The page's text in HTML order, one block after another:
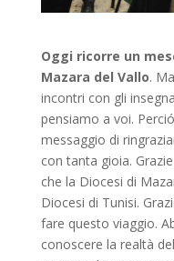
Oggi ricorre un
Mazara del Vallo.
incontri con gli
pensiamo a voi.
messaggio di
con tanta gioia.
che la Diocesi di
Diocesi di Tunisi.
fare questo viaggio.
conoscere la realtà